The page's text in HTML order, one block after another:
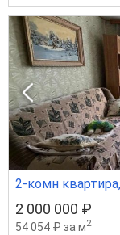
2-комн
2 000 000 ₽
54 054 ₽ за м2